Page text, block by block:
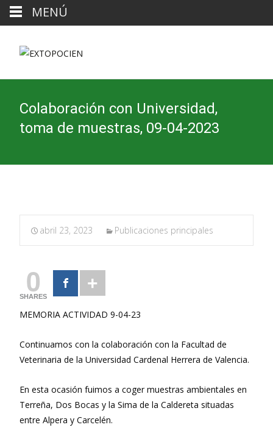
Colaboración con Universidad,
toma de muestras, 09-04-2023
abril 23, 2023 Publicaciones principales
0
SHARES
MEMORIA ACTIVIDAD 9-04-23
Continuamos con la colaboración con la Facultad de
Veterinaria de la Universidad Cardenal Herrera de Valencia.
En esta ocasión fuimos a coger muestras ambientales en
Terreña, Dos Bocas y la Sima de la Caldereta situadas
entre Alpera y Carcelén.
MENÚ